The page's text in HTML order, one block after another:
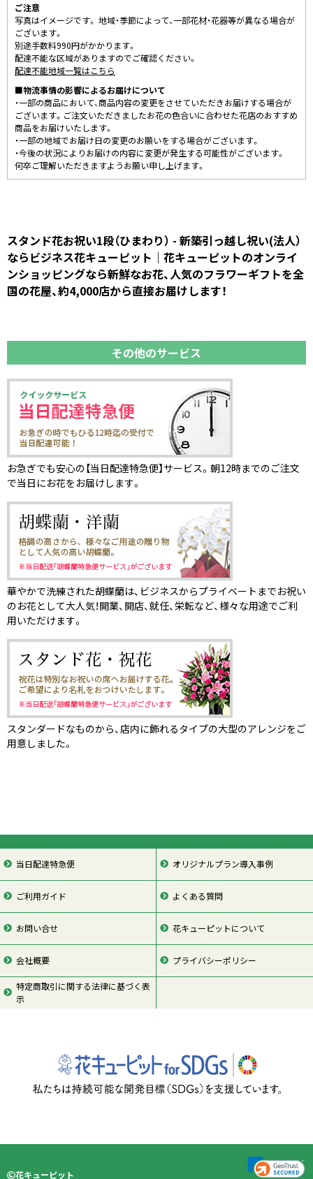
ご注意
写真はイメージです。 地域・季節によって、一部花材・花器等が異なる場合が
ございます。
別途手数料990円がかかります。
配達不能な区域がありますのでご確認ください。
配達不能地域一覧はこちら
■物流事情の影響によるお届けについて
・一部の商品において、商品内容の変更をさせていただきお届けする場合が
ございます。ご注文いただきましたお花の色合いに合わせた花店のおすすめ
商品をお届けいたします。
・一部の地域でお届け日の変更のお願いをする場合がございます。
・今後の状況によりお届けの内容に変更が発生する可能性がございます。
何卒ご理解いただきますようお願い申し上げます。
スタンド花お祝い1段（ひまわり） - 新築引っ越し祝い(法人）
ならビジネス花キューピット｜花キューピットのオンライ
ンショッピングなら新鮮なお花、人気のフラワーギフトを全
国の花屋、約4,000店から直接お届けします！
その他のサービス
お急ぎでも安心の【当日配達特急便】サービス。朝12時までのご注文
で当日にお花をお届けします。
華やかで洗練された胡蝶蘭は、ビジネスからプライベートまでお祝い
のお花として大人気！開業、開店、就任、栄転など、様々な用途でご利
用いただけます。
スタンダードなものから、店内に飾れるタイプの大型のアレンジをご
用意しました。
当日配達特急便 オリジナルプラン導入事例
ご利用ガイド よくある質問
お問い合せ 花キューピットについて
会社概要 プライバシーポリシー
特定商取引に関する法律に基づく表
示
花キューピット
ページの先頭